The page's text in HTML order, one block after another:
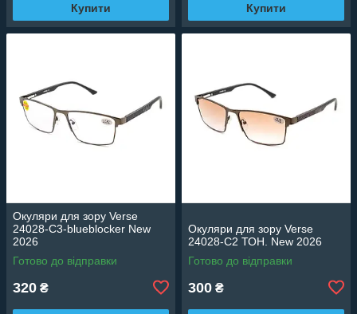
Купити Купити
Окуляри для зору Verse
24028-C3-blueblocker New
2026
Готово до відправки
320 ₴
Окуляри для зору Verse
24028-C2 ТОН. New 2026
Готово до відправки
300 ₴